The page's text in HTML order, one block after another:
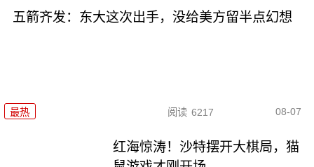
五箭齐发：东大这次出手，没给美方留半点幻想
最热 阅读 6217 08-07
红海惊涛！沙特摆开大棋局，猫